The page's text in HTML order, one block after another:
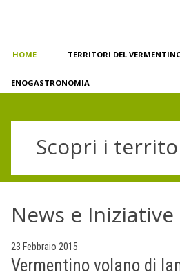
HOME TERRITORI DEL
ENOGASTRONOMIA
Scopri i
News e
23 Febbraio 2015
Vermentino volano di